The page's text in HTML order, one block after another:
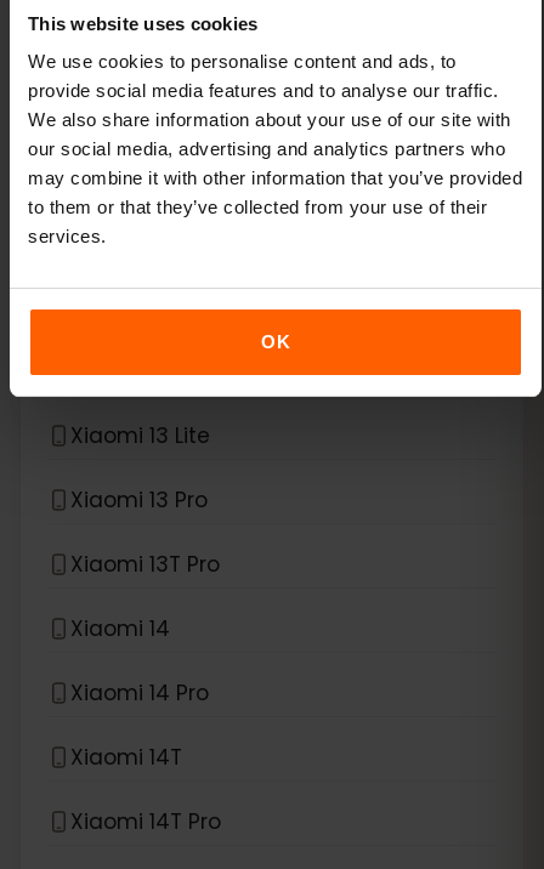
This website uses cookies
We use cookies to personalise content and ads, to
provide social media features and to analyse our traffic.
We also share information about your use of our site with
our social media, advertising and analytics partners who
may combine it with other information that you’ve provided
to them or that they’ve collected from your use of their
services.
OK
Google Pixel 9 Pro Fold
Google Pixel 9 Pro XL
Google Pixel Fold
eSIM compatible avec
Xiaomi 12T Pro
Xiaomi 13
Xiaomi 13 Lite
Xiaomi 13 Pro
Xiaomi 13T Pro
Xiaomi 14
Xiaomi 14 Pro
Xiaomi 14T
Xiaomi 14T Pro